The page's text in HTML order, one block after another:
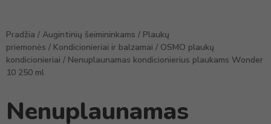
Pradžia / Augintinių šeimininkams / Plaukų
priemonės / Kondicionieriai ir balzamai / OSMO plaukų
kondicionieriai / Nenuplaunamas kondicionierius plaukams Wonder
10 250 ml
Nenuplaunamas